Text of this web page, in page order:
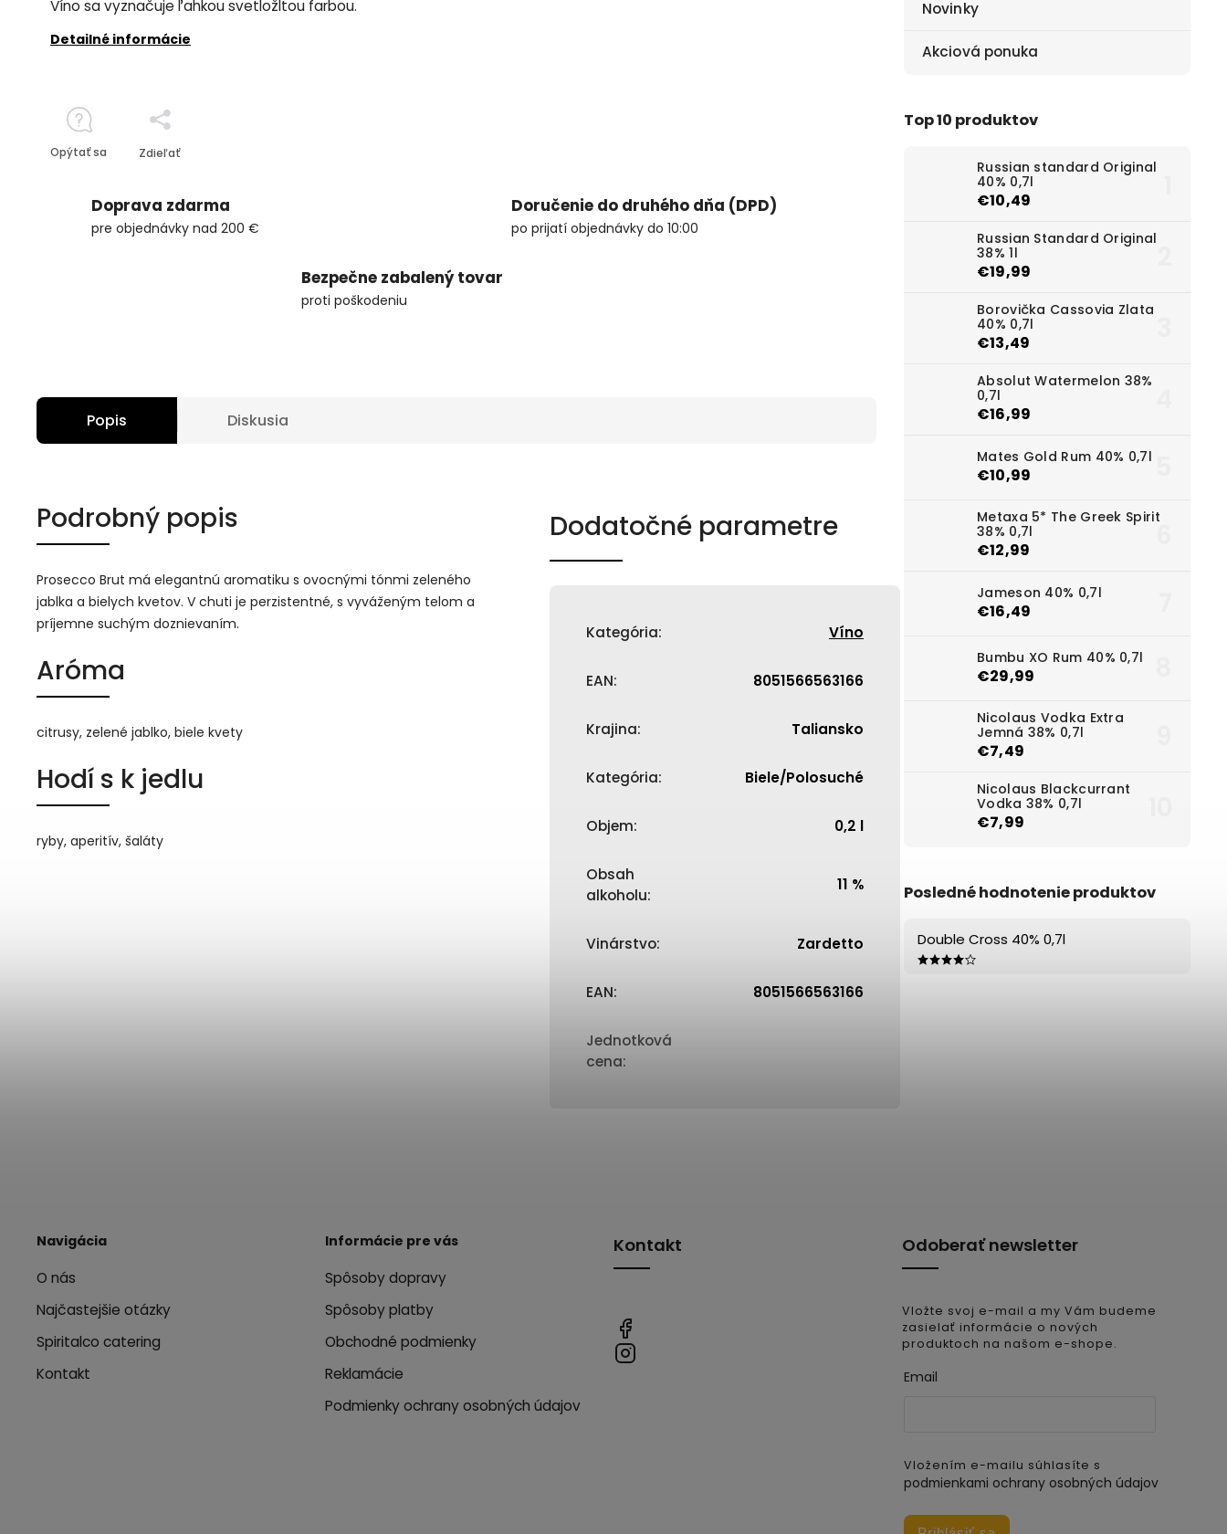
Novinky
Akciová ponuka
Top 10 produktov
Russian standard Original
40% 0,7l
€10,49
Russian Standard Original
38% 1l
€19,99
Borovička Cassovia Zlata
40% 0,7l
€13,49
Absolut Watermelon 38%
0,7l
€16,99
Mates Gold Rum 40% 0,7l
€10,99
Metaxa 5* The Greek Spirit
38% 0,7l
€12,99
Jameson 40% 0,7l
€16,49
Bumbu XO Rum 40% 0,7l
€29,99
Nicolaus Vodka Extra
Jemná 38% 0,7l
€7,49
Nicolaus Blackcurrant
Vodka 38% 0,7l
€7,99
Posledné hodnotenie produktov
Double Cross 40% 0,7l
Víno sa vyznačuje ľahkou svetložltou farbou.
Detailné informácie
Opýtať sa Zdieľať
Doprava zdarma
pre objednávky nad 200 €
Doručenie do druhého dňa (DPD)
po prijatí objednávky do 10:00
Bezpečne zabalený tovar
proti poškodeniu
Popis Diskusia
Podrobný popis
Prosecco Brut má elegantnú aromatiku s ovocnými tónmi zeleného
jablka a bielych kvetov. V chuti je perzistentné, s vyváženým telom a
príjemne suchým doznievaním.
Aróma
citrusy, zelené jablko, biele kvety
Hodí s k jedlu
ryby, aperitív, šaláty
Dodatočné parametre
Kategória: Víno
EAN: 8051566563166
Krajina: Taliansko
Kategória: Biele/Polosuché
Objem: 0,2 l
Obsah
alkoholu:
11 %
Vinárstvo: Zardetto
EAN: 8051566563166
Jednotková
cena:
Navigácia
O nás
Najčastejšie otázky
Spiritalco catering
Kontakt
Informácie pre vás
Spôsoby dopravy
Spôsoby platby
Obchodné podmienky
Reklamácie
Podmienky ochrany osobných údajov
Kontakt Odoberať newsletter
Vložte svoj e-mail a my Vám budeme
zasielať informácie o nových
produktoch na našom e-shope.
Email
Vložením e-mailu súhlasíte s
podmienkami ochrany osobných údajov